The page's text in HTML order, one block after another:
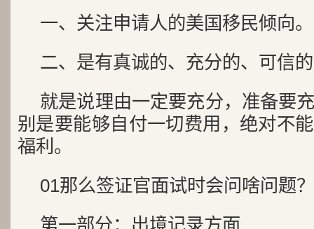
一、关注申请人的美国移民倾向。
二、是有真诚的、充分的、可信
就是说理由一定要充分，准备要
别是要能够自付一切费用，绝对不
福利。
01那么签证官面试时会问啥问题？
第一部分：出境记录方面